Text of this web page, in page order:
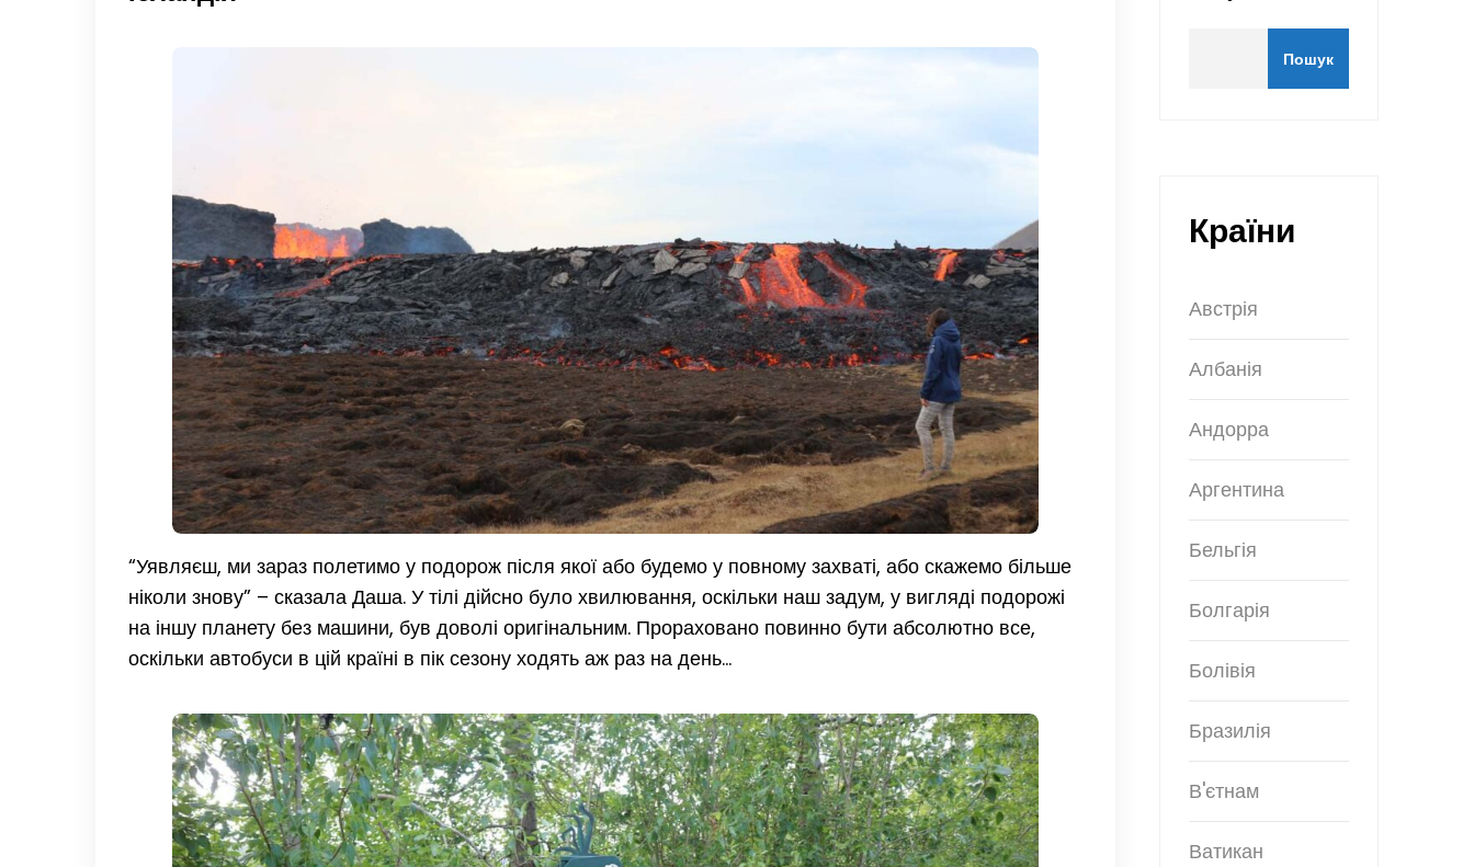
“Уявляєш, ми зараз полетимо у подорож після якої або будемо у повному захваті, або скажемо більше
ніколи знову” – сказала Даша. У тілі дійсно було хвилювання, оскільки наш задум, у вигляді подорожі
на іншу планету без машини, був доволі оригінальним. Прораховано повинно бути абсолютно все,
оскільки автобуси в цій країні в пік сезону ходять аж раз на день…
Пошук
Країни
Австрія
Албанія
Андорра
Аргентина
Бельгія
Болгарія
Болівія
Бразилія
В'єтнам
Ватикан